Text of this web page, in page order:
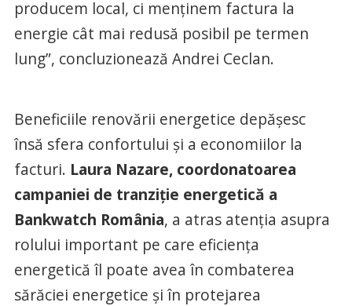
producem local, ci menținem factura la
energie cât mai redusă posibil pe termen
lung”, concluzionează Andrei Ceclan.
Beneficiile renovării energetice depășesc
însă sfera confortului și a economiilor la
facturi. Laura Nazare, coordonatoarea
campaniei de tranziție energetică a
Bankwatch România, a atras atenția asupra
rolului important pe care eficiența
energetică îl poate avea în combaterea
sărăciei energetice și în protejarea